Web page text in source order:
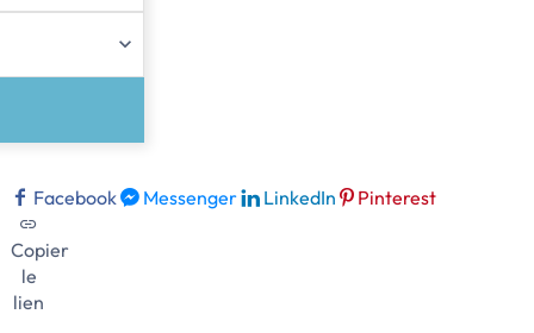
Facebook Messenger LinkedIn Pinterest
Copier
le
lien